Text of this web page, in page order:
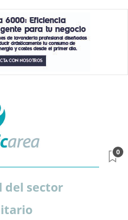
del sector
0